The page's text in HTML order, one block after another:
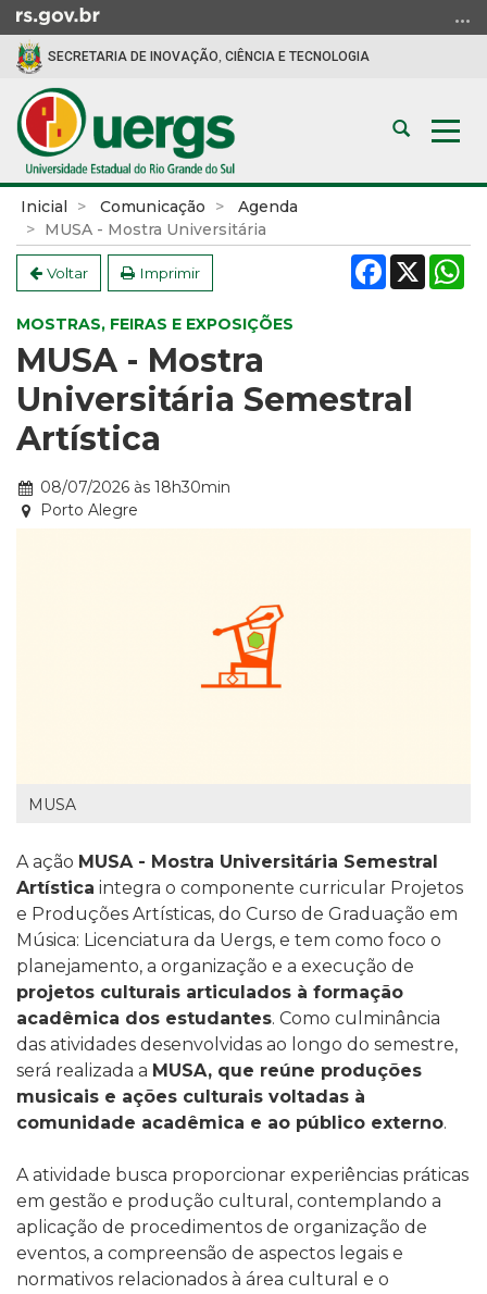
para
conteúdo
para
menu
para
busca
SECRETARIA DE INOVAÇÃO, CIÊNCIA E TECNOLOGIA
Abrir
busca
Início
conteúdo
Inicial Comunicação
Agenda
MUSA - Mostra Universitária
Voltar Imprimir Facebook
X
MOSTRAS, FEIRAS E EXPOSIÇÕES
MUSA - Mostra
Universitária Semestral
Artística
Data:
08/07/2026 às 18h30min
Porto Alegre
MUSA
A ação MUSA - Mostra Universitária Semestral
Artística integra o componente curricular Projetos
e Produções Artísticas, do Curso de Graduação em
Música: Licenciatura da Uergs, e tem como foco o
planejamento, a organização e a execução de
projetos culturais articulados à formação
acadêmica dos estudantes. Como culminância
das atividades desenvolvidas ao longo do semestre,
será realizada a MUSA, que reúne produções
musicais e ações culturais voltadas à
comunidade acadêmica e ao público externo.
A atividade busca proporcionar experiências práticas
em gestão e produção cultural, contemplando a
aplicação de procedimentos de organização de
eventos, a compreensão de aspectos legais e
normativos relacionados à área cultural e o